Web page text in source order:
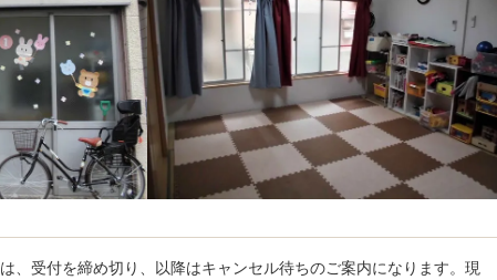
、受付を締め切り、以降はキャンセル待ちのご案内になります。現